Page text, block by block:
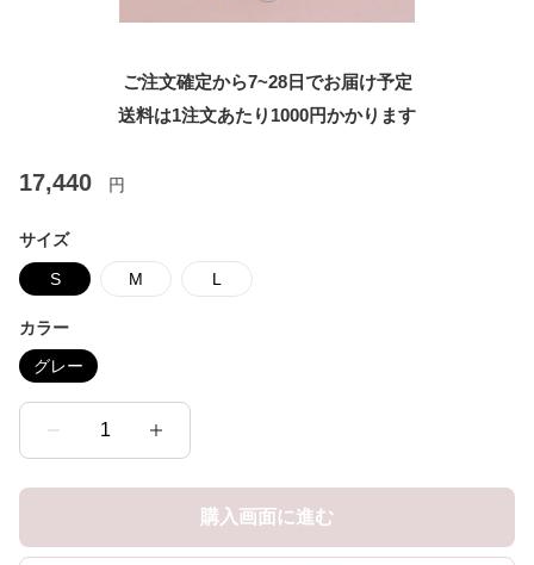
ご注文確定から7~28日でお届け予定
送料は1注文あたり 1000円かかります
17,440 円
サイズ
S M L
カラー
グレー
1
購入画面に進む